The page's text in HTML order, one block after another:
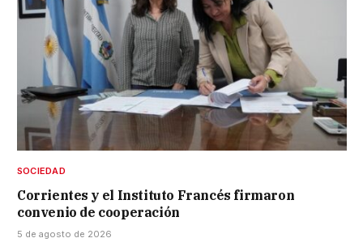
SOCIEDAD
Corrientes y el Instituto Francés firmaron
convenio de cooperación
5 de agosto de 2026